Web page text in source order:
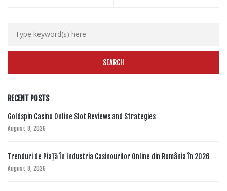
RECENT POSTS
Goldspin Casino Online Slot Reviews and Strategies
August 8, 2026
Trenduri de Piață în Industria Casinourilor Online din România în 2026
August 8, 2026